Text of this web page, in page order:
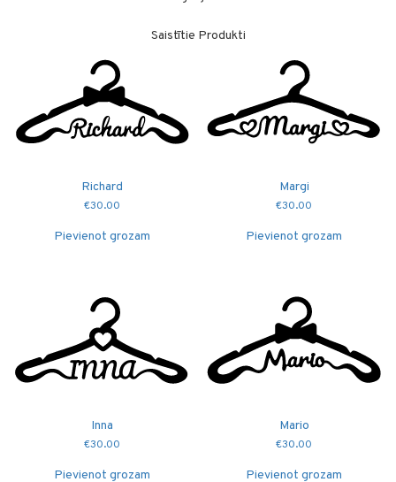
Saistītie Produkti
Richard
€30.00
Pievienot grozam
Margi
€30.00
Pievienot grozam
Inna
€30.00
Pievienot grozam
Mario
€30.00
Pievienot grozam